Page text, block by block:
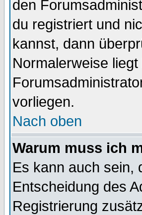
den
du registriert und
kannst, dann
Normalerweise
vorliegen.
Nach oben
Warum muss ich
Es kann auch sein,
Entscheidung des
Registrierung